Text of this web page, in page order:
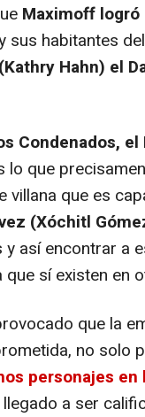
Maximoff
sus habitantes
Hahn) el
Condenados,
lo que
villana que es
(Xóchitl
así encontrar a
sí existen en
que la
no solo
personajes en
a ser